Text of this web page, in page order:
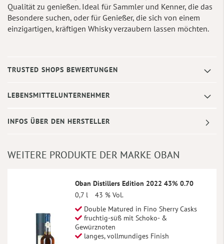
Qualität zu genießen. Ideal für Sammler und Kenner, die das
Besondere suchen, oder für Genießer, die sich von einem
einzigartigen, kräftigen Whisky verzaubern lassen möchten.
TRUSTED SHOPS BEWERTUNGEN
LEBENSMITTELUNTERNEHMER
INFOS ÜBER DEN HERSTELLER
WEITERE PRODUKTE DER MARKE OBAN
Oban Distillers Edition 2022 43% 0.70
0,7 l
43 % Vol.
Double Matured in Fino Sherry Casks
fruchtig-süß mit Schoko- &
Gewürznoten
langes, vollmundiges Finish